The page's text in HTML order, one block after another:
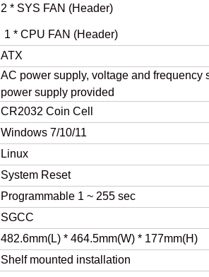
2 * SYS FAN (Header)
1 * CPU FAN (Header)
ATX
AC power supply, voltage and frequency
power supply provided
CR2032 Coin Cell
Windows 7/10/11
Linux
System Reset
Programmable 1 ~ 255 sec
SGCC
482.6mm(L) * 464.5mm(W) * 177mm(H)
Shelf mounted installation